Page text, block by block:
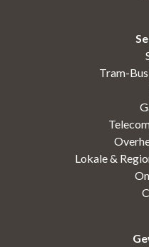
Tram-
Lokale &